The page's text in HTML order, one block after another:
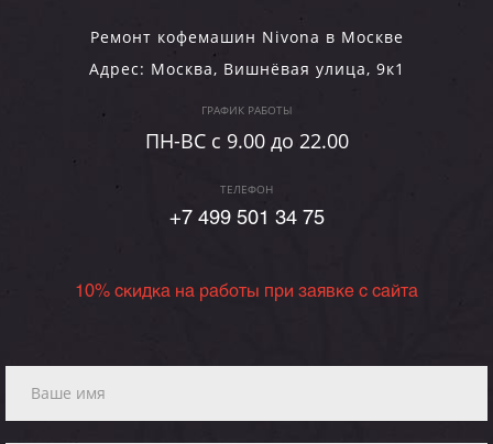
Ремонт кофемашин Nivona в Москве
Адрес: Москва, Вишнёвая улица, 9к1
ГРАФИК РАБОТЫ
ПН-ВC c 9.00 до 22.00
ТЕЛЕФОН
+7 499 501 34 75
10% скидка на работы при заявке с сайта